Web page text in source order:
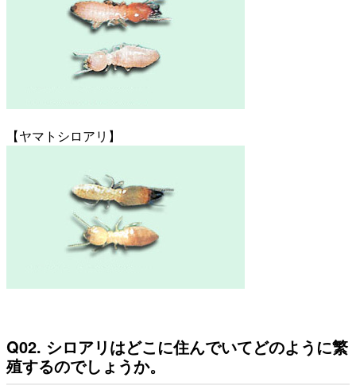
【ヤマトシロアリ】
Q02. シロアリはどこに住んでいてどのように繁
殖するのでしょうか。